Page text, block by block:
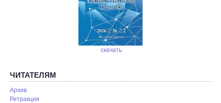
скачать
ЧИТАТЕЛЯМ
Архив
Ретракция